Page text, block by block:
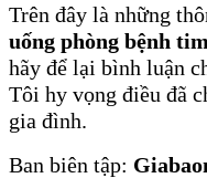
Trên đây là những
uống phòng bệnh tim
hãy để lại bình luận
Tôi hy vọng điều đã
gia đình.
Ban biên tập: